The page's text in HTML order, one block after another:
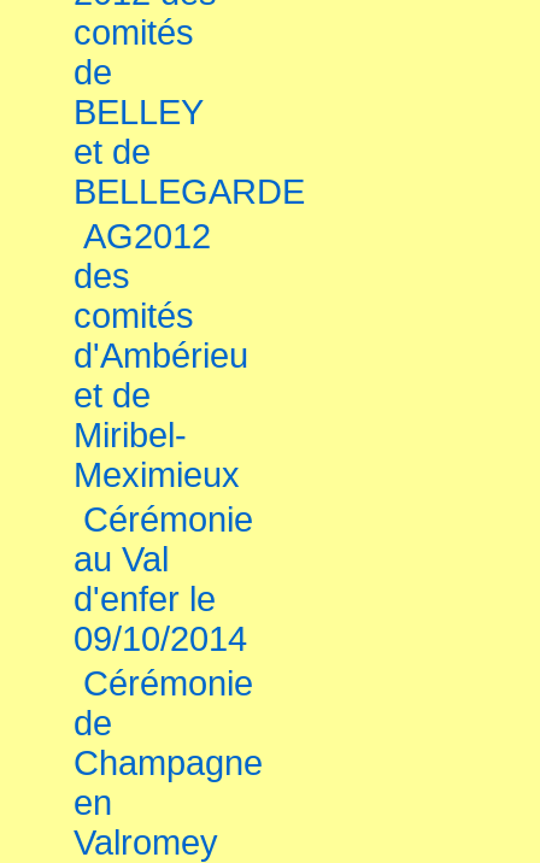
comités
de
BELLEY
et de
BELLEGARDE
AG2012
des
comités
d'Ambérieu
et de
Miribel-
Meximieux
Cérémonie
au Val
d'enfer le
09/10/2014
Cérémonie
de
Champagne
en
Valromey